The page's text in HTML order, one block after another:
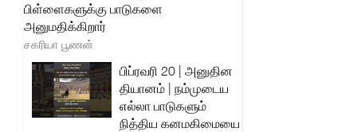
பிள்ளைகளுக்கு பாடுகளை
அனுமதிக்கிறார்
சகரியா பூணன்
பிப்ரவரி 20 | அனுதின
தியானம் | நம்முடைய
எல்லா பாடுகளும்
நித்திய கனமகிமையை